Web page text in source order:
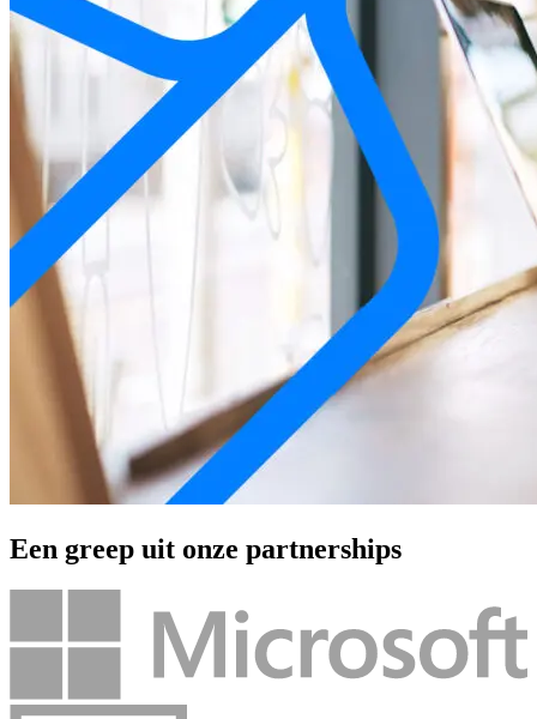
Een greep uit onze partnerships